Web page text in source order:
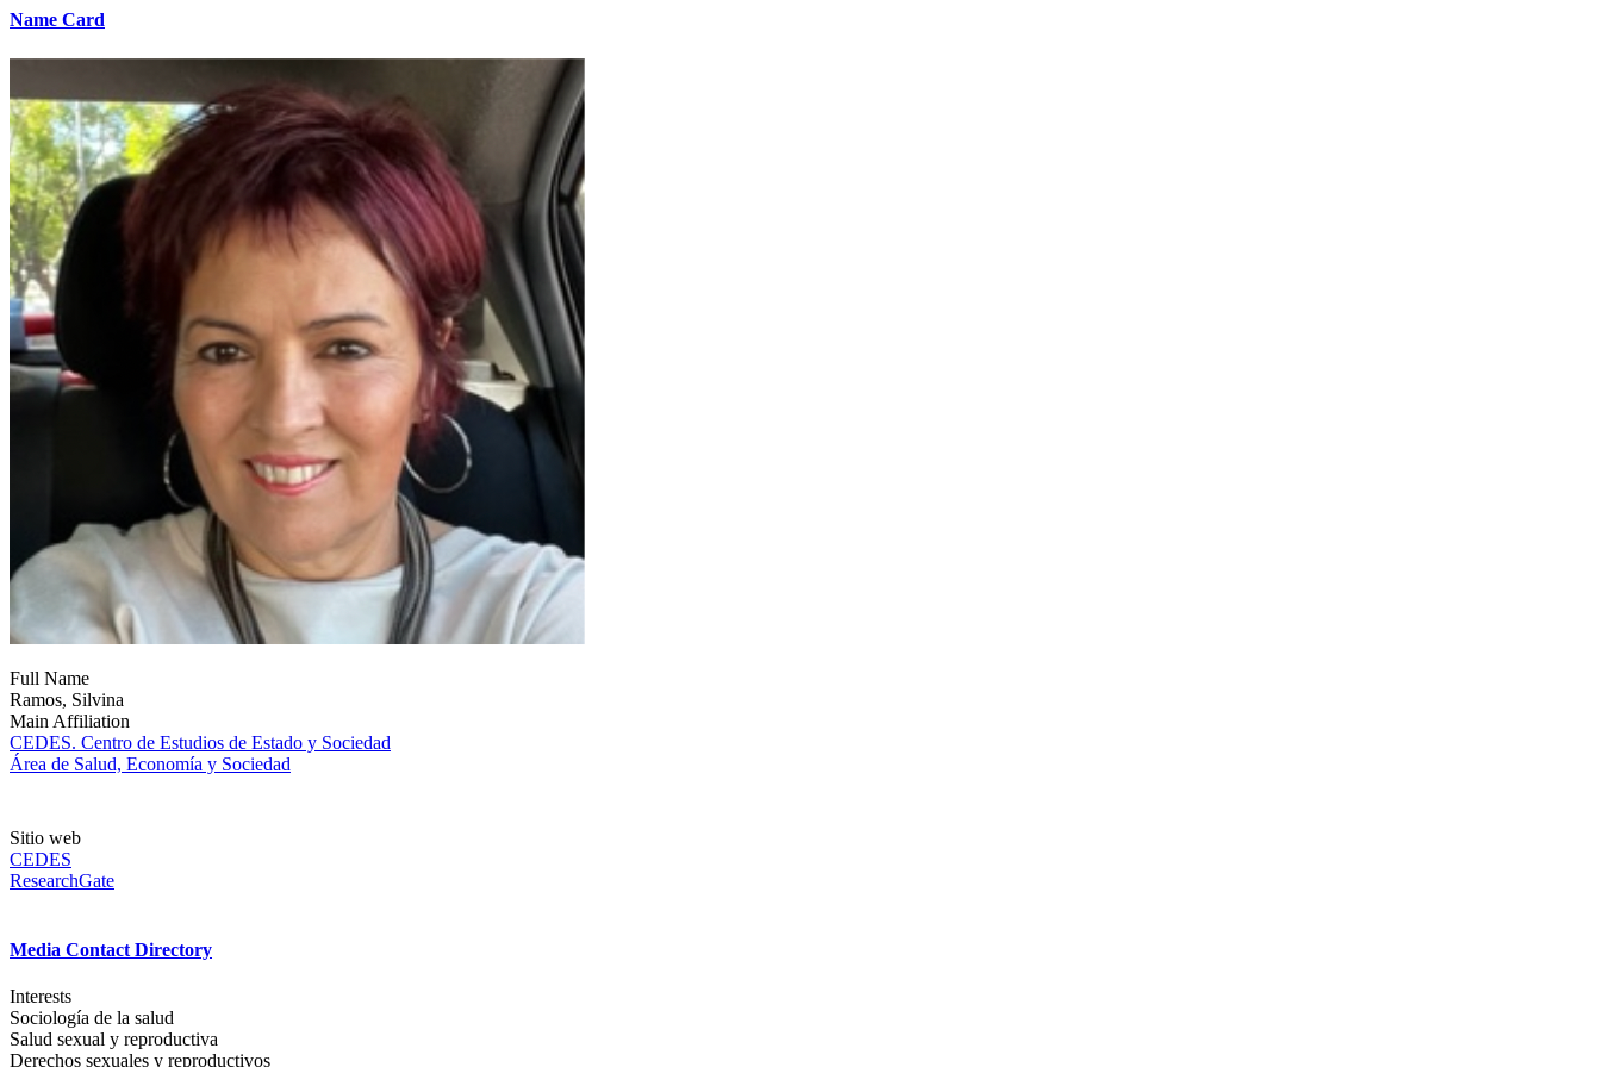
Name Card
Full Name
Ramos, Silvina
Main Affiliation
CEDES. Centro de Estudios de Estado y Sociedad
Área de Salud, Economía y Sociedad
Sitio web
CEDES
ResearchGate
Media Contact Directory
Interests
Sociología de la salud
Salud sexual y reproductiva
Derechos sexuales y reproductivos